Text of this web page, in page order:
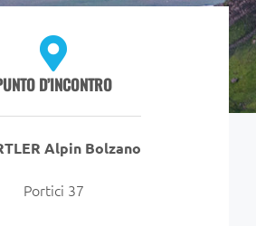
D’INCONTRO
Alpin Bolzano
Portici 37